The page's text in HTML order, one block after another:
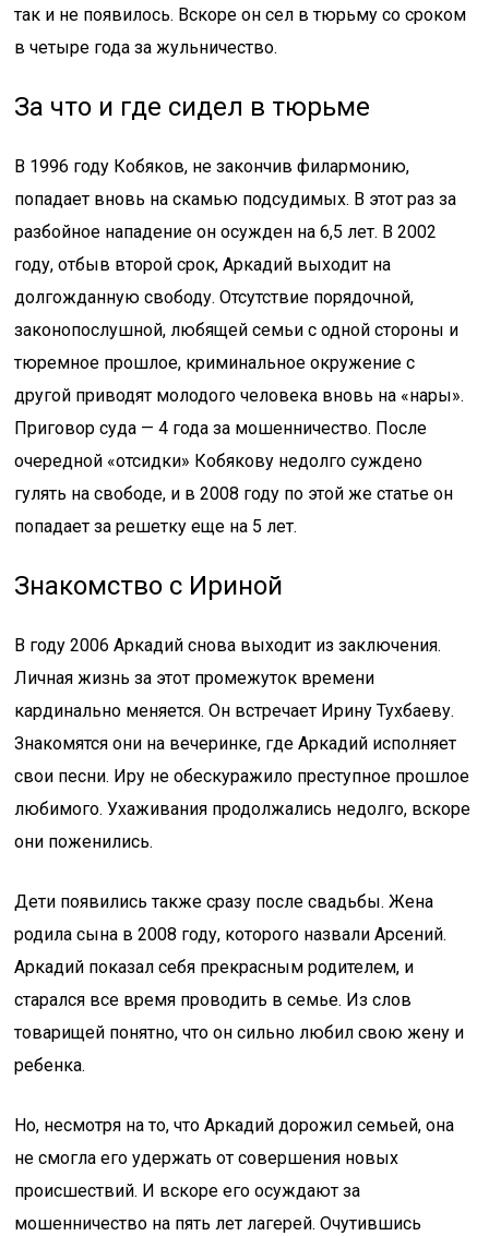
так и не появилось. Вскоре он сел в тюрьму со сроком
в четыре года за жульничество.
За что и где сидел в тюрьме
В 1996 году Кобяков, не закончив филармонию,
попадает вновь на скамью подсудимых. В этот раз за
разбойное нападение он осужден на 6,5 лет. В 2002
году, отбыв второй срок, Аркадий выходит на
долгожданную свободу. Отсутствие порядочной,
законопослушной, любящей семьи с одной стороны и
тюремное прошлое, криминальное окружение с
другой приводят молодого человека вновь на «нары».
Приговор суда — 4 года за мошенничество. После
очередной «отсидки» Кобякову недолго суждено
гулять на свободе, и в 2008 году по этой же статье он
попадает за решетку еще на 5 лет.
Знакомство с Ириной
В году 2006 Аркадий снова выходит из заключения.
Личная жизнь за этот промежуток времени
кардинально меняется. Он встречает Ирину Тухбаеву.
Знакомятся они на вечеринке, где Аркадий исполняет
свои песни. Иру не обескуражило преступное прошлое
любимого. Ухаживания продолжались недолго, вскоре
они поженились.
Дети появились также сразу после свадьбы. Жена
родила сына в 2008 году, которого назвали Арсений.
Аркадий показал себя прекрасным родителем, и
старался все время проводить в семье. Из слов
товарищей понятно, что он сильно любил свою жену и
ребенка.
Но, несмотря на то, что Аркадий дорожил семьей, она
не смогла его удержать от совершения новых
происшествий. И вскоре его осуждают за
мошенничество на пять лет лагерей. Очутившись